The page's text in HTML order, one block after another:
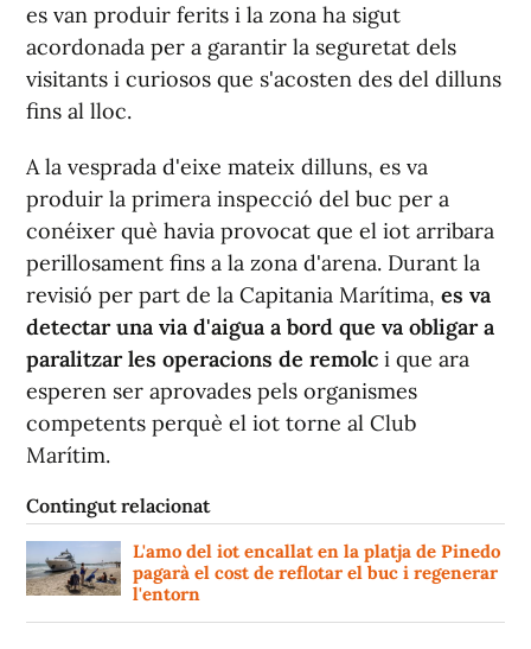
es van produir ferits i la zona ha sigut
acordonada per a garantir la seguretat dels
visitants i curiosos que s'acosten des del dilluns
fins al lloc.
A la vesprada d'eixe mateix dilluns, es va
produir la primera inspecció del buc per a
conéixer què havia provocat que el iot arribara
perillosament fins a la zona d'arena. Durant la
revisió per part de la Capitania Marítima, es va
detectar una via d'aigua a bord que va obligar a
paralitzar les operacions de remolc i que ara
esperen ser aprovades pels organismes
competents perquè el iot torne al Club
Marítim.
Contingut relacionat
L'amo del iot encallat en la platja de Pinedo
pagarà el cost de reflotar el buc i regenerar
l'entorn